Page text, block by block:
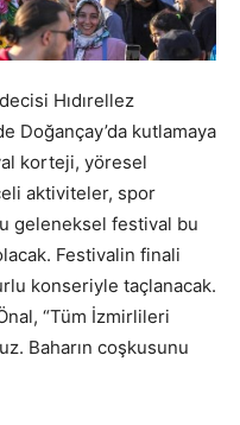
Hıdırellez
Doğançay’da kutlamaya
korteji, yöresel
aktiviteler, spor
geleneksel festival bu
Festivalin finali
konseriyle taçlanacak.
“Tüm İzmirlileri
Baharın coşkusunu